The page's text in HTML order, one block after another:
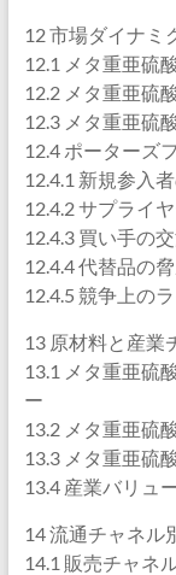
12 市場ダイナミ
12.1 メタ重亜硫
12.2 メタ重亜硫
12.3 メタ重亜硫
12.4 ポーターズ
12.4.1 新規参入
12.4.2 サプライ
12.4.3 買い手の
12.4.4 代替品の
12.4.5 競争上の
13 原材料と産業
13.1 メタ重亜硫
ー
13.2 メタ重亜硫
13.3 メタ重亜硫
13.4 産業バリュ
14 流通チャネル
14.1 販売チャネ